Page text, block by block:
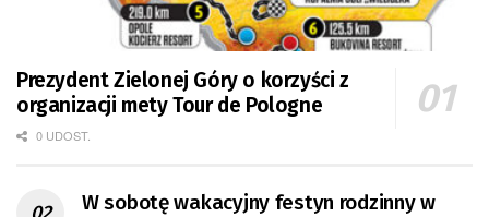
Prezydent Zielonej Góry o korzyści z
organizacji mety Tour de Pologne
0 UDOST.
W sobotę wakacyjny festyn rodzinny w